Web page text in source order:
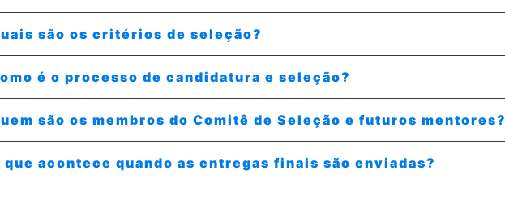
são os critérios de seleção?
é o processo de candidatura e seleção?
são os membros do Comitê de Seleção e futuros mentores?
que acontece quando as entregas finais são enviadas?